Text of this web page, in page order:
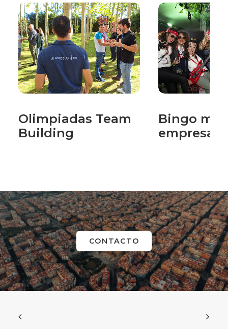
Olimpiadas Team
Building
Bingo
empresas
CONTACTO